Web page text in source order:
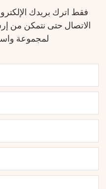
فقط اترك بريدك
الاتصال حتى نتمكن من
لمجموعة